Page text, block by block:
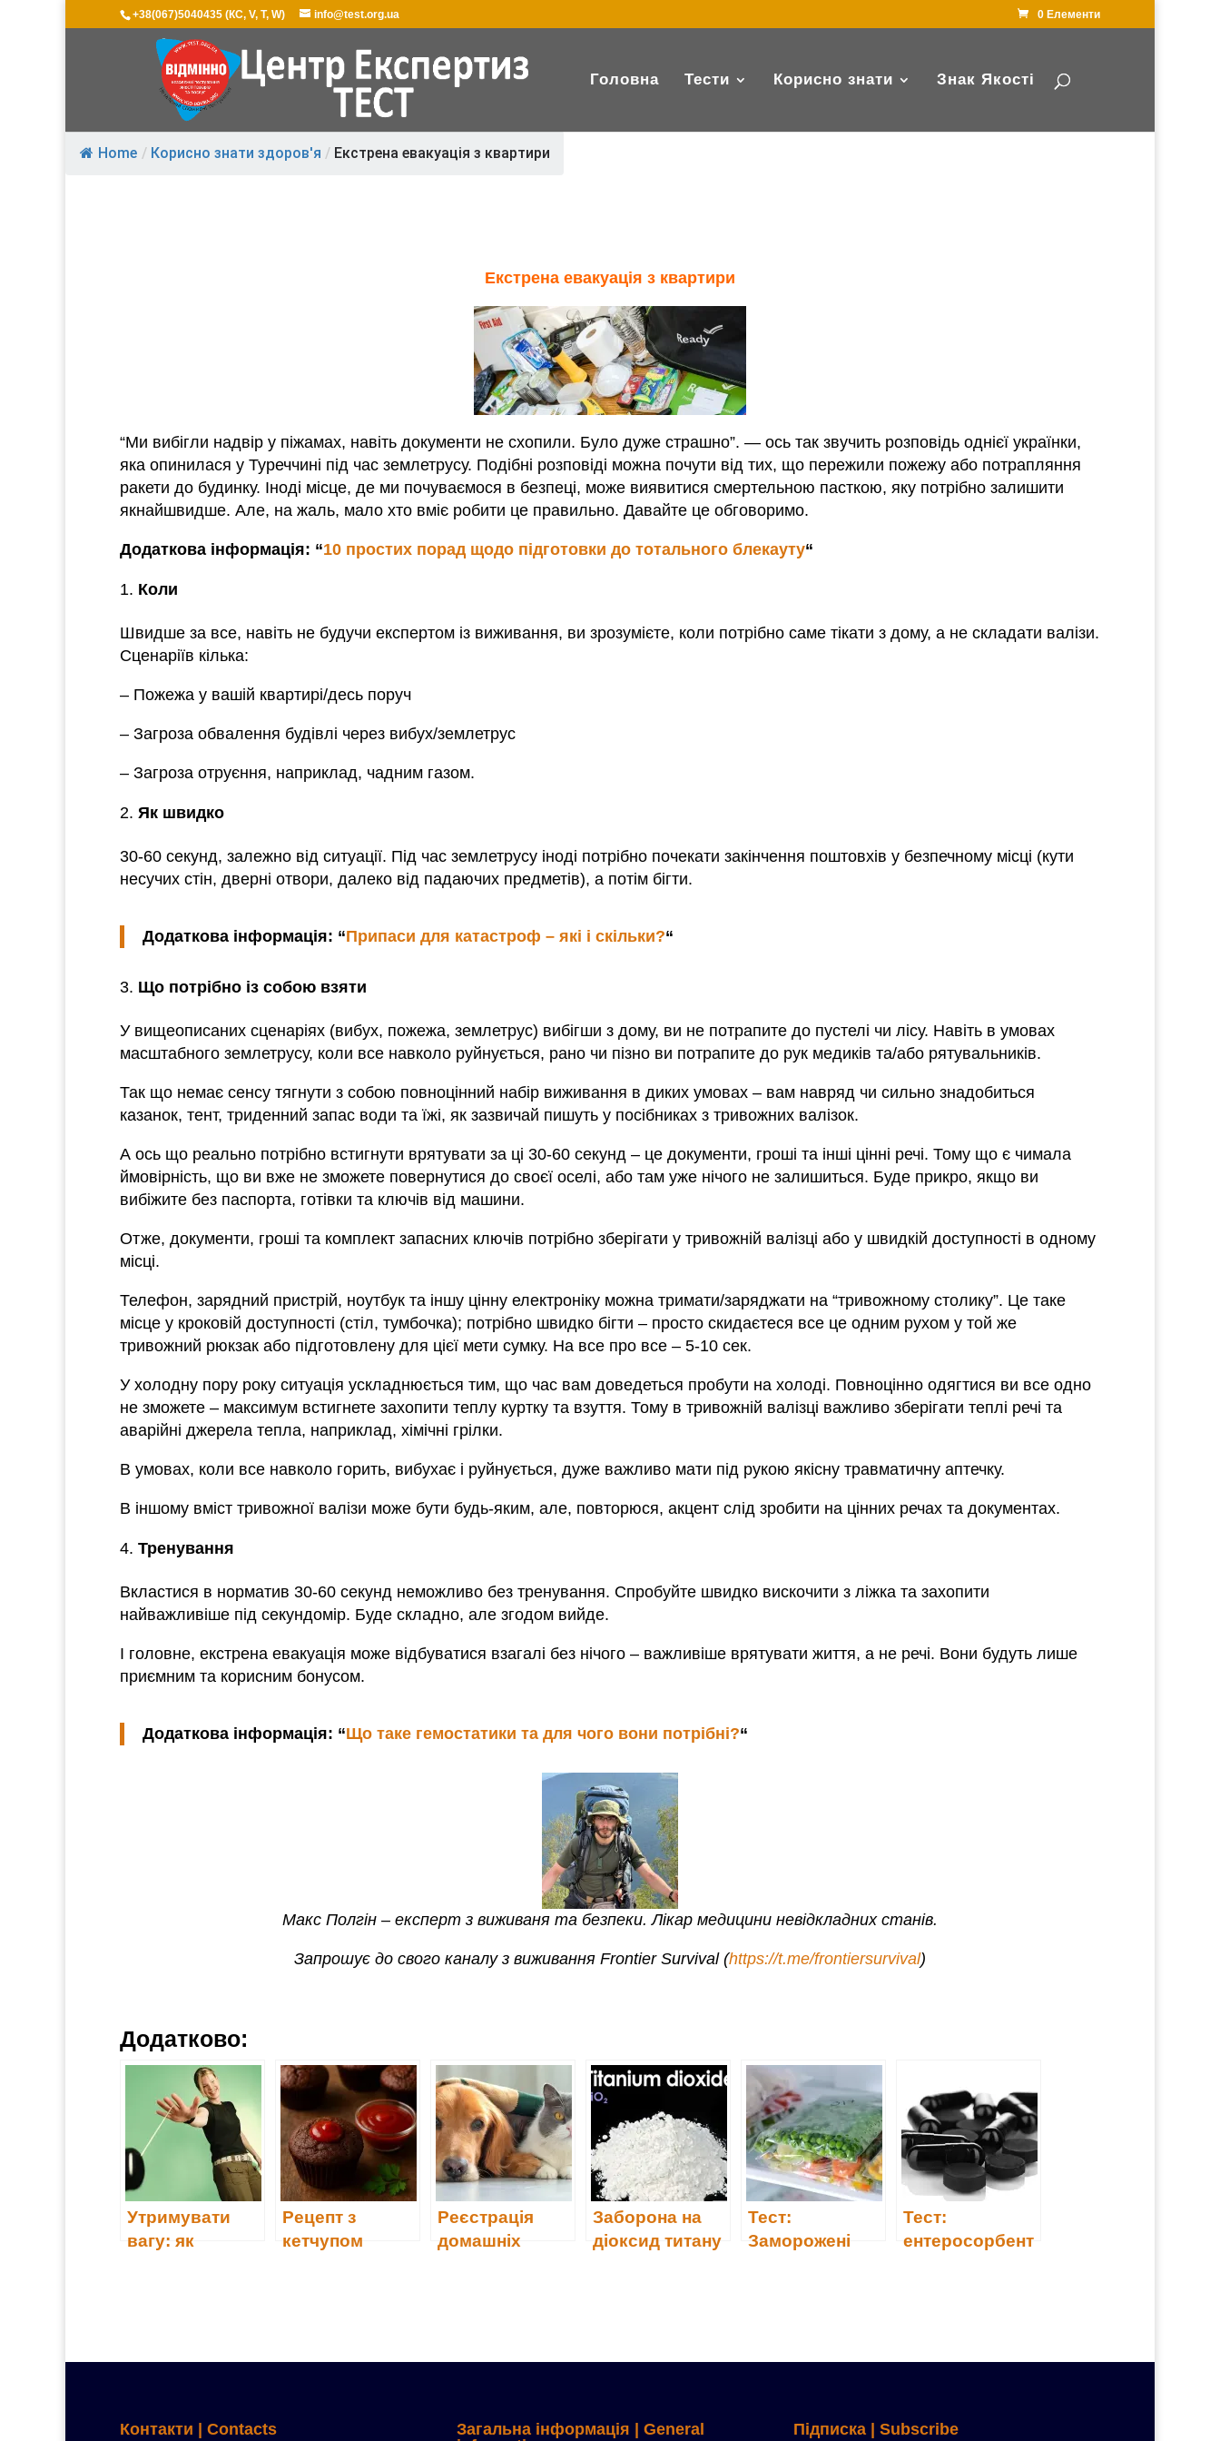
+38(067)5040435 (КС, V, T, W) info@test.org.ua 0 Елементи
Головна Тести Корисно знати Знак Якості
Home / Корисно знати здоров'я / Екстрена евакуація з квартири
Екстрена евакуація з квартири
“Ми вибігли надвір у піжамах, навіть документи не схопили. Було дуже страшно”. — ось так звучить розповідь однієї українки,
яка опинилася у Туреччині під час землетрусу. Подібні розповіді можна почути від тих, що пережили пожежу або потрапляння
ракети до будинку. Іноді місце, де ми почуваємося в безпеці, може виявитися смертельною пасткою, яку потрібно залишити
якнайшвидше. Але, на жаль, мало хто вміє робити це правильно. Давайте це обговоримо.
Додаткова інформація: “10 простих порад щодо підготовки до тотального блекауту“
Коли
Швидше за все, навіть не будучи експертом із виживання, ви зрозумієте, коли потрібно саме тікати з дому, а не складати валізи.
Сценаріїв кілька:
– Пожежа у вашій квартирі/десь поруч
– Загроза обвалення будівлі через вибух/землетрус
– Загроза отруєння, наприклад, чадним газом.
Як швидко
30-60 секунд, залежно від ситуації. Під час землетрусу іноді потрібно почекати закінчення поштовхів у безпечному місці (кути
несучих стін, дверні отвори, далеко від падаючих предметів), а потім бігти.
Додаткова інформація: “Припаси для катастроф – які і скільки?“
Що потрібно із собою взяти
У вищеописаних сценаріях (вибух, пожежа, землетрус) вибігши з дому, ви не потрапите до пустелі чи лісу. Навіть в умовах
масштабного землетрусу, коли все навколо руйнується, рано чи пізно ви потрапите до рук медиків та/або рятувальників.
Так що немає сенсу тягнути з собою повноцінний набір виживання в диких умовах – вам навряд чи сильно знадобиться
казанок, тент, триденний запас води та їжі, як зазвичай пишуть у посібниках з тривожних валізок.
А ось що реально потрібно встигнути врятувати за ці 30-60 секунд – це документи, гроші та інші цінні речі. Тому що є чимала
ймовірність, що ви вже не зможете повернутися до своєї оселі, або там уже нічого не залишиться. Буде прикро, якщо ви
вибіжите без паспорта, готівки та ключів від машини.
Отже, документи, гроші та комплект запасних ключів потрібно зберігати у тривожній валізці або у швидкій доступності в одному
місці.
Телефон, зарядний пристрій, ноутбук та іншу цінну електроніку можна тримати/заряджати на “тривожному столику”. Це таке
місце у кроковій доступності (стіл, тумбочка); потрібно швидко бігти – просто скидаєтеся все це одним рухом у той же
тривожний рюкзак або підготовлену для цієї мети сумку. На все про все – 5-10 сек.
У холодну пору року ситуація ускладнюється тим, що час вам доведеться пробути на холоді. Повноцінно одягтися ви все одно
не зможете – максимум встигнете захопити теплу куртку та взуття. Тому в тривожній валізці важливо зберігати теплі речі та
аварійні джерела тепла, наприклад, хімічні грілки.
В умовах, коли все навколо горить, вибухає і руйнується, дуже важливо мати під рукою якісну травматичну аптечку.
В іншому вміст тривожної валізи може бути будь-яким, але, повторюся, акцент слід зробити на цінних речах та документах.
Тренування
Вкластися в норматив 30-60 секунд неможливо без тренування. Спробуйте швидко вискочити з ліжка та захопити
найважливіше під секундомір. Буде складно, але згодом вийде.
І головне, екстрена евакуація може відбуватися взагалі без нічого – важливіше врятувати життя, а не речі. Вони будуть лише
приємним та корисним бонусом.
Додаткова інформація: “Що таке гемостатики та для чого вони потрібні?“
Макс Полгін – експерт з виживаня та безпеки. Лікар медицини невідкладних станів.
Запрошує до свого каналу з виживання Frontier Survival (https://t.me/frontiersurvival)
Додатково:
Утримувати
вагу: як
Рецепт з
кетчупом
Реєстрація
домашніх
Заборона на
діоксид титану
Тест:
Заморожені
Тест:
ентеросорбент
Контакти | Contacts
Загальна інформація | General
Підписка | Subscribe